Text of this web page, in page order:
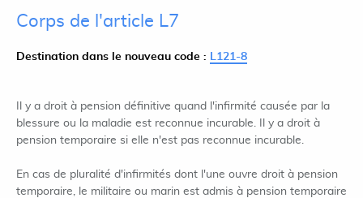
Corps de l'article L7
Destination dans le nouveau code : L121-8
Il y a droit à pension définitive quand l'infirmité causée par la
blessure ou la maladie est reconnue incurable. Il y a droit à
pension temporaire si elle n'est pas reconnue incurable.
En cas de pluralité d'infirmités dont l'une ouvre droit à pension
temporaire, le militaire ou marin est admis à pension temporaire